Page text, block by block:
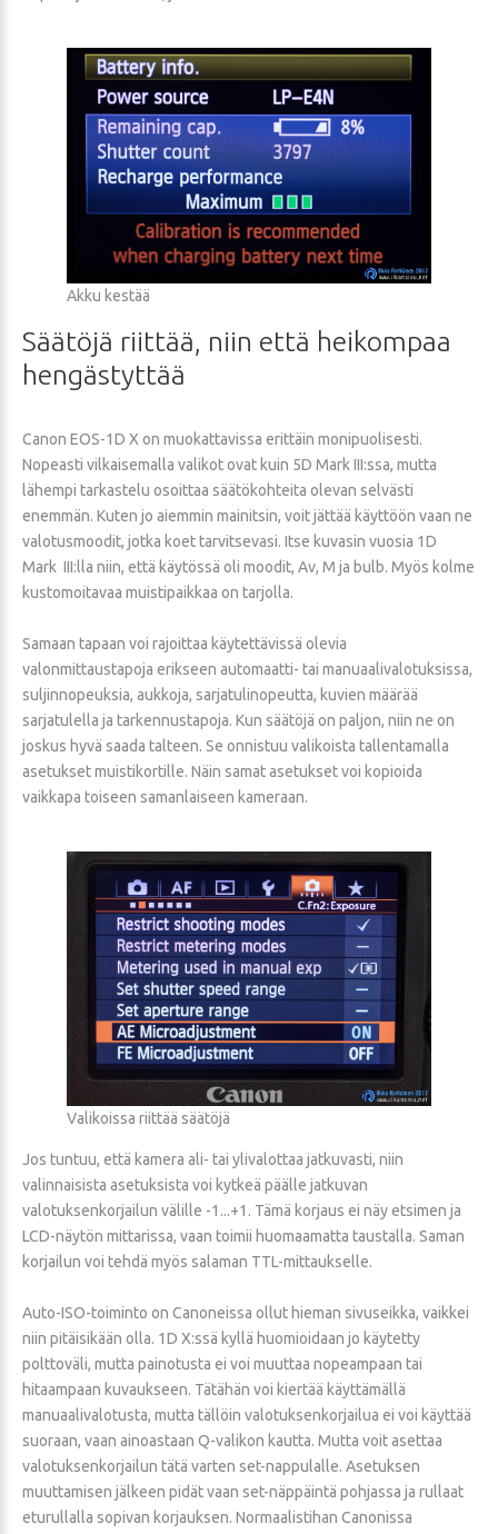
Akku kestää
Säätöjä riittää, niin että heikompaa
hengästyttää
Canon EOS-1D X on muokattavissa erittäin monipuolisesti.
Nopeasti vilkaisemalla valikot ovat kuin 5D Mark III:ssa, mutta
lähempi tarkastelu osoittaa säätökohteita olevan selvästi
enemmän. Kuten jo aiemmin mainitsin, voit jättää käyttöön vaan ne
valotusmoodit, jotka koet tarvitsevasi. Itse kuvasin vuosia 1D
Mark III:lla niin, että käytössä oli moodit, Av, M ja bulb. Myös kolme
kustomoitavaa muistipaikkaa on tarjolla.
Samaan tapaan voi rajoittaa käytettävissä olevia
valonmittaustapoja erikseen automaatti- tai manuaalivalotuksissa,
suljinnopeuksia, aukkoja, sarjatulinopeutta, kuvien määrää
sarjatulella ja tarkennustapoja. Kun säätöjä on paljon, niin ne on
joskus hyvä saada talteen. Se onnistuu valikoista tallentamalla
asetukset muistikortille. Näin samat asetukset voi kopioida
vaikkapa toiseen samanlaiseen kameraan.
Valikoissa riittää säätöjä
Jos tuntuu, että kamera ali- tai ylivalottaa jatkuvasti, niin
valinnaisista asetuksista voi kytkeä päälle jatkuvan
valotuksenkorjailun välille -1...+1. Tämä korjaus ei näy etsimen ja
LCD-näytön mittarissa, vaan toimii huomaamatta taustalla. Saman
korjailun voi tehdä myös salaman TTL-mittaukselle.
Auto-ISO-toiminto on Canoneissa ollut hieman sivuseikka, vaikkei
niin pitäisikään olla. 1D X:ssä kyllä huomioidaan jo käytetty
polttoväli, mutta painotusta ei voi muuttaa nopeampaan tai
hitaampaan kuvaukseen. Tätähän voi kiertää käyttämällä
manuaalivalotusta, mutta tällöin valotuksenkorjailua ei voi käyttää
suoraan, vaan ainoastaan Q-valikon kautta. Mutta voit asettaa
valotuksenkorjailun tätä varten set-nappulalle. Asetuksen
muuttamisen jälkeen pidät vaan set-näppäintä pohjassa ja rullaat
eturullalla sopivan korjauksen. Normaalistihan Canonissa